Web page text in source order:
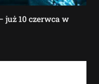
już 10 czerwca w